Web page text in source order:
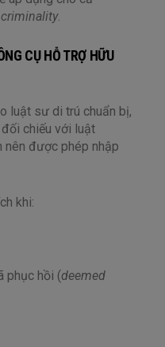
.
CỤ HỖ TRỢ HỮU
luật sư di trú chuẩn bị,
chiếu với luật
nên được phép nhập
khi:
phục hồi (deemed